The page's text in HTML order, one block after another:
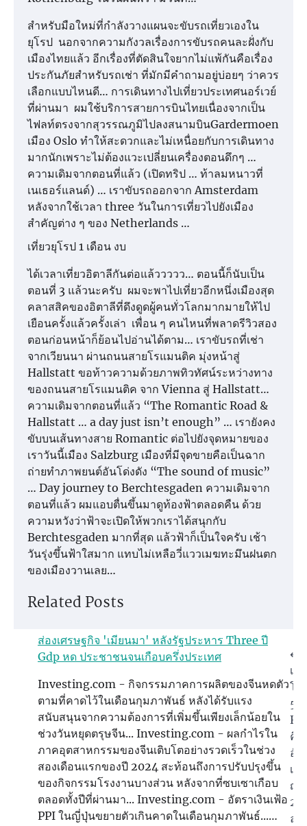
สำหรับมือใหม่ที่กำลังวางแผนจะขับรถเที่ยวเองใน
ยุโรป นอกจากความกังวลเรื่องการขับรถคนละฝั่งกับ
เมืองไทยแล้ว อีกเรื่องที่ตัดสินใจยากไม่แพ้กันคือเรื่อง
ประกันภัยสำหรับรถเช่า ที่มักมีคำถามอยู่บ่อยๆ ว่าควร
เลือกแบบไหนดี… การเดินทางไปเที่ยวประเทศนอร์เวย์
ที่ผ่านมา ผมใช้บริการสายการบินไทยเนื่องจากเป็น
ไฟลท์ตรงจากสุวรรณภูมิไปลงสนามบินGardermoen
เมือง Oslo ทำให้สะดวกและไม่เหนื่อยกับการเดินทาง
มากนักเพราะไม่ต้องแวะเปลี่ยนเครื่องตอนดึกๆ …
ความเดิมจากตอนที่แล้ว (เปิดทริป … ท้าลมหนาวที่
เนเธอร์แลนด์) … เราขับรถออกจาก Amsterdam
หลังจากใช้เวลา three วันในการเที่ยวไปยังเมือง
สำคัญต่าง ๆ ของ Netherlands …
เที่ยวยุโรป 1 เดือน งบ
ได้เวลาเที่ยวอิตาลีกันต่อแล้ววววว… ตอนนี้ก็นับเป็น
ตอนที่ 3 แล้วนะครับ ผมจะพาไปเที่ยวอีกหนึ่งเมืองสุด
คลาสสิคของอิตาลีที่ดึงดูดผู้คนทั่วโลกมากมายให้ไป
เยือนครั้งแล้วครั้งเล่า เพื่อน ๆ คนไหนที่พลาดรีวิวสอง
ตอนก่อนหน้าก็ย้อนไปอ่านได้ตาม… เราขับรถที่เช่า
จากเวียนนา ผ่านถนนสายโรแมนติค มุ่งหน้าสู่
Hallstatt ขอท้าวความด้วยภาพทิวทัศน์ระหว่างทาง
ของถนนสายโรแมนติค จาก Vienna สู่ Hallstatt…
ความเดิมจากตอนที่แล้ว “The Romantic Road &
Hallstatt … a day just isn’t enough” … เรายังคง
ขับบนเส้นทางสาย Romantic ต่อไปยังจุดหมายของ
เราวันนี้เมือง Salzburg เมืองที่มีจุดขายคือเป็นฉาก
ถ่ายทำภาพยนต์อันโด่งดัง “The sound of music”
… Day journey to Berchtesgaden ความเดิมจาก
ตอนที่แล้ว ผมแอบตื่นขึ้นมาดูท้องฟ้าตลอดคืน ด้วย
ความหวังว่าฟ้าจะเปิดให้พวกเราได้สนุกกับ
Berchtesgaden มากที่สุด แล้วฟ้าก็เป็นใจครับ เช้า
วันรุ่งขึ้นฟ้าใสมาก แทบไม่เหลือวี่แววเมฆทะมึนฝนตก
ของเมืองวานเลย…
Related Posts
ส่องเศรษฐกิจ 'เมียนมา' หลังรัฐประหาร Three ปี
Gdp หด ประชาชนจนเกือบครึ่งประเทศ
Investing.com - กิจกรรมภาคการผลิตของจีนหดตัว
ตามที่คาดไว้ในเดือนกุมภาพันธ์ หลังได้รับแรง
สนับสนุนจากความต้องการที่เพิ่มขึ้นเพียงเล็กน้อยใน
ช่วงวันหยุดตรุษจีน... Investing.com - ผลกำไรใน
ภาคอุตสาหกรรมของจีนเติบโตอย่างรวดเร็วในช่วง
สองเดือนแรกของปี 2024 สะท้อนถึงการปรับปรุงขึ้น
ของกิจกรรมโรงงานบางส่วน หลังจากที่ซบเซาเกือบ
ตลอดทั้งปีที่ผ่านมา... Investing.com - อัตราเงินเฟ้อ
PPI ในญี่ปุ่นขยายตัวเกินคาดในเดือนกุมภาพันธ์...…
Post
navigation
⟵
เที่
โต
5
คืน
อัพ
เที่
ญี่
ลุย